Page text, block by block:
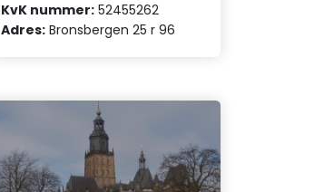
KvK nummer: 52455262
Adres: Bronsbergen 25 r 96